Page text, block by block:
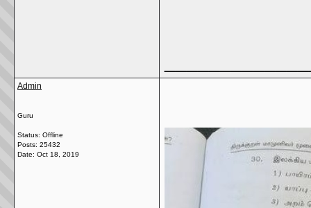
Admin
Guru
Status: Offline
Posts: 25432
Date: Oct 18, 2019